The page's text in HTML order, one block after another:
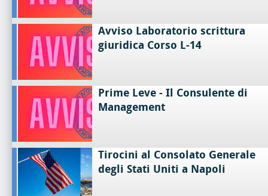
Avviso Laboratorio scrittura
giuridica Corso L-14
Prime Leve - Il Consulente di
Management
Tirocini al Consolato Generale
degli Stati Uniti a Napoli